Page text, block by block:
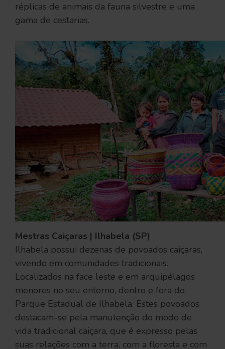
réplicas de animais da fauna silvestre e uma
gama de cestarias.
Mestras Caiçaras | Ilhabela (SP)
Ilhabela possui dezenas de povoados caiçaras,
vivendo em comunidades tradicionais.
Localizados na face leste e em arquipélagos
menores no seu entorno, dentro e fora do
Parque Estadual de Ilhabela. Estes povoados
destacam-se pela manutenção do modo de
vida tradicional caiçara, que é expresso pelas
suas relações com a terra, com a floresta e com